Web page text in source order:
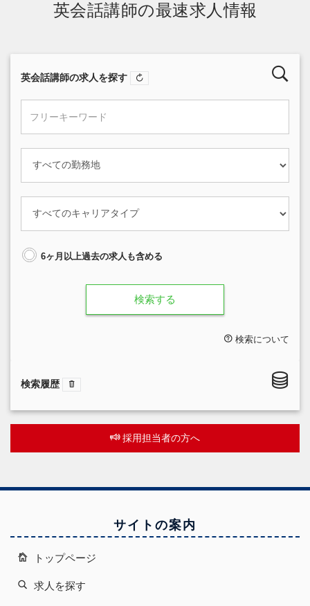
英会話講師の最速求人情報
英会話講師の求人を探す
6ヶ月以上過去の求人も含める
検索する
検索について
検索履歴
採用担当者の方へ
サイトの案内
トップページ
求人を探す